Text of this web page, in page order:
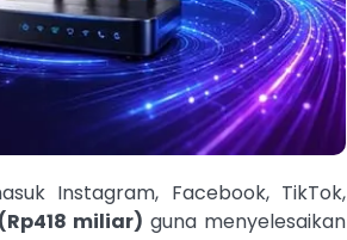
Instagram, Facebook, TikTok,
miliar) guna menyelesaikan